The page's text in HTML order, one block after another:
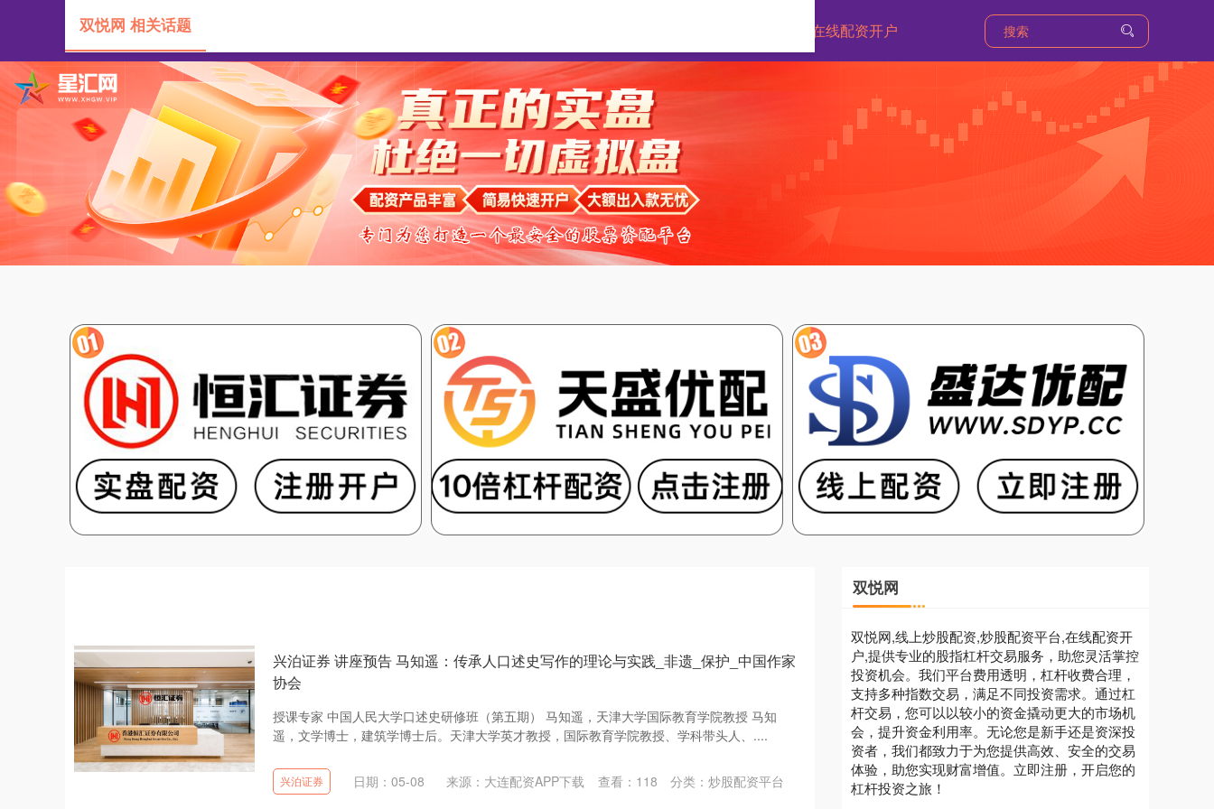
在线配资开户
双悦网 相关话题
兴泊证券 讲座预告 马知遥：传承人口述史写作的理论与实践_非遗_保护_中国作家
协会
授课专家 中国人民大学口述史研修班（第五期） 马知遥，天津大学国际教育学院教授 马知
遥，文学博士，建筑学博士后。天津大学英才教授，国际教育学院教授、学科带头人、....
兴泊证券 日期：05-08 来源：大连配资APP下载 查看： 118 分类： 炒股配资平台
双悦网
双悦网,线上炒股配资,炒股配资平台,在线配资开
户,提供专业的股指杠杆交易服务，助您灵活掌控
投资机会。我们平台费用透明，杠杆收费合理，
支持多种指数交易，满足不同投资需求。通过杠
杆交易，您可以以较小的资金撬动更大的市场机
会，提升资金利用率。无论您是新手还是资深投
资者，我们都致力于为您提供高效、安全的交易
体验，助您实现财富增值。立即注册，开启您的
杠杆投资之旅！